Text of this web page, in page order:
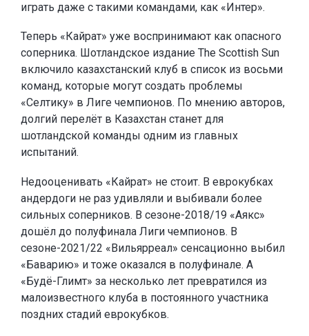
играть даже с такими командами, как «Интер».
Теперь «Кайрат» уже воспринимают как опасного
соперника. Шотландское издание The Scottish Sun
включило казахстанский клуб в список из восьми
команд, которые могут создать проблемы
«Селтику» в Лиге чемпионов. По мнению авторов,
долгий перелёт в Казахстан станет для
шотландской команды одним из главных
испытаний.
Недооценивать «Кайрат» не стоит. В еврокубках
андердоги не раз удивляли и выбивали более
сильных соперников. В сезоне-2018/19 «Аякс»
дошёл до полуфинала Лиги чемпионов. В
сезоне-2021/22 «Вильярреал» сенсационно выбил
«Баварию» и тоже оказался в полуфинале. А
«Будё-Глимт» за несколько лет превратился из
малоизвестного клуба в постоянного участника
поздних стадий еврокубков.